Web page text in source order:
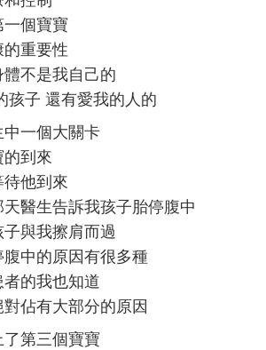
一個寶寶
重要性
不是我自己的
孩子 還有愛我的人的
中一個大關卡
到來
他到來
醫生告訴我孩子胎停腹中
與我擦肩而過
中的原因有很多種
的我也知道
佔有大部分的原因
第三個寶寶